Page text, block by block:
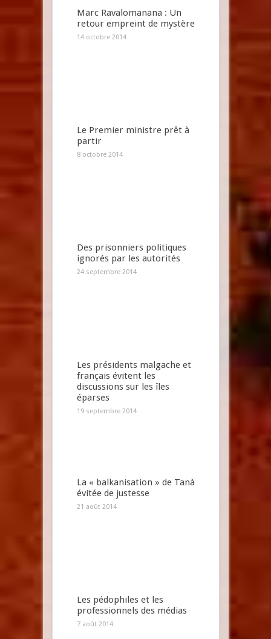
Marc Ravalomanana : Un
retour empreint de mystère
14 octobre 2014
Le Premier ministre prêt à
partir
8 octobre 2014
Des prisonniers politiques
ignorés par les autorités
24 septembre 2014
Les présidents malgache et
français évitent les
discussions sur les îles
éparses
19 septembre 2014
La « balkanisation » de Tanà
évitée de justesse
21 août 2014
Les pédophiles et les
professionnels des médias
7 août 2014